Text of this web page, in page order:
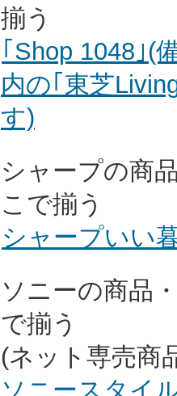
揃う
｢Shop 1048｣(
内の｢東芝
す)
シャープの商
こで揃う
シャープいい
ソニーの商品
で揃う
(ネット専売商
ソニースタイ